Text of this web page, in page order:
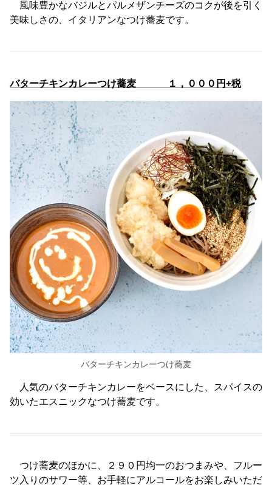
風味豊かなバジルとパルメザンチーズのコクが後を引く
美味しさの、イタリアンなつけ蕎麦です。
バターチキンカレーつけ蕎麦 １，０００円+税
バターチキンカレーつけ蕎麦
人気のバターチキンカレーをベースにした、スパイスの
効いたエスニックなつけ蕎麦です。
つけ蕎麦のほかに、２９０円均一のおつまみや、フルー
ツ入りのサワー等、お手軽にアルコールをお楽しみいただ